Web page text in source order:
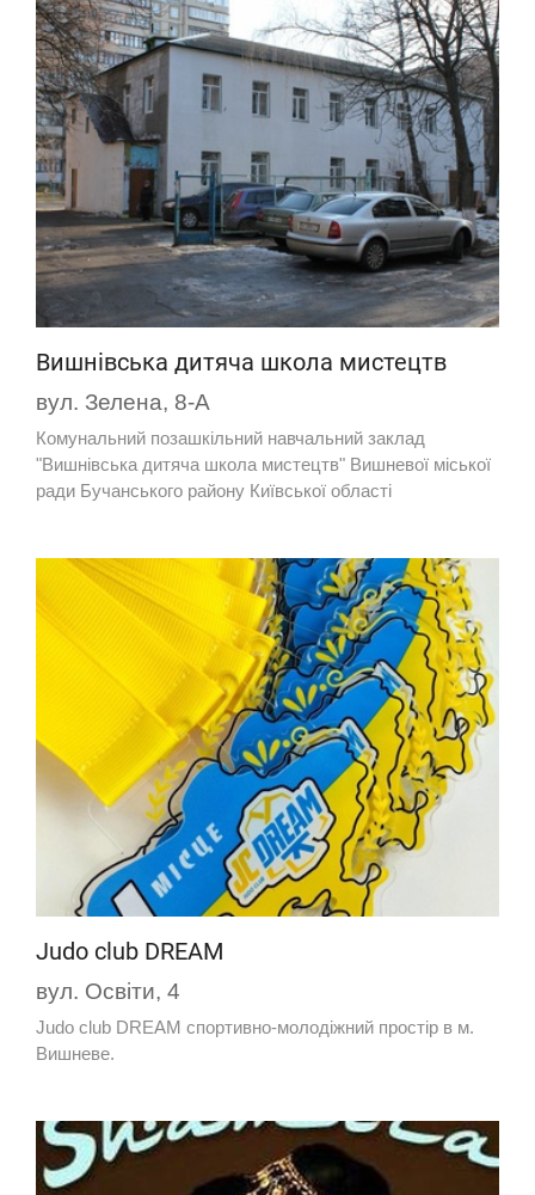
Вишнівська дитяча школа мистецтв
вул. Зелена, 8-А
Комунальний позашкільний навчальний заклад
"Вишнівська дитяча школа мистецтв" Вишневої міської
ради Бучанського району Київської області
Judo club DREAM
вул. Освіти, 4
Judo club DREAM спортивно-молодіжний простір в м.
Вишневе.